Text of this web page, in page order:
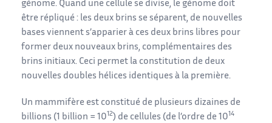
génome. Quand une cellule se divise, le génome doit
être répliqué : les deux brins se séparent, de nouvelles
bases viennent s’apparier à ces deux brins libres pour
former deux nouveaux brins, complémentaires des
brins initiaux. Ceci permet la constitution de deux
nouvelles doubles hélices identiques à la première.
Un mammifère est constitué de plusieurs dizaines de
billions (1 billion = 1012) de cellules (de l’ordre de 1014